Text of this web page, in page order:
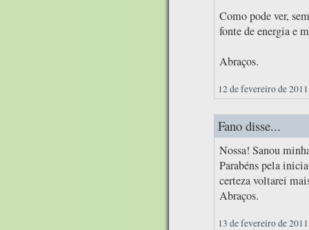
Como pode ver,
fonte de energia e
Abraços.
12 de fevereiro de
Fano disse...
Nossa! Sanou
Parabéns pela
certeza voltarei
Abraços.
13 de fevereiro de